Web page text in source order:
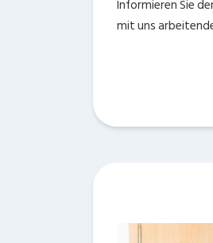
Informieren Sie
mit uns